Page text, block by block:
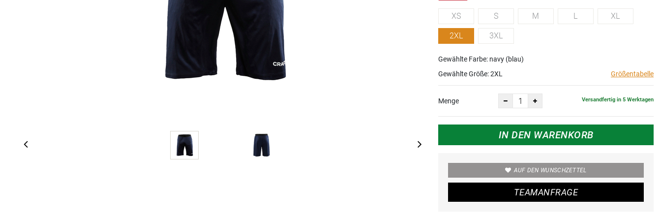
XS S M L XL
2XL 3XL
Gewählte Farbe: navy (blau)
Gewählte Größe:2XL Größentabelle
Menge Versandfertig in 5 Werktagen
IN DEN WARENKORB
AUF DEN WUNSCHZETTEL
TEAMANFRAGE